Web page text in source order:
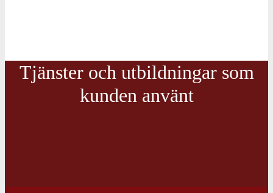
Tjänster och utbildningar som
kunden använt